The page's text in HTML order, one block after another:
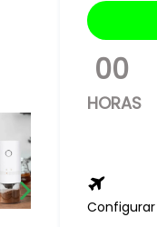
PRÓXIMO
00
HORAS